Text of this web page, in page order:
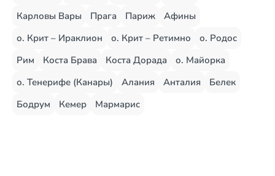
Карловы Вары
Прага Париж
Афины
о. Крит – Ираклион
о. Крит – Ретимно
о. Родос
Рим
Коста Брава Коста Дорада
о. Майорка
о. Тенерифе (Канары)
Алания Анталия
Белек
Бодрум
Кемер Мармарис